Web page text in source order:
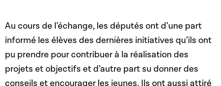
Au cours de l’échange, les députés ont d’une part
informé les élèves des dernières initiatives qu’ils ont
pu prendre pour contribuer à la réalisation des
projets et objectifs et d’autre part su donner des
conseils et encourager les jeunes. Ils ont aussi attiré